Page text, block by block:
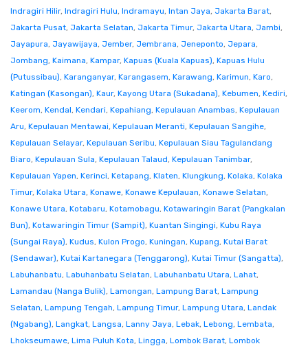
Indragiri Hilir, Indragiri Hulu, Indramayu, Intan Jaya, Jakarta Barat,
Jakarta Pusat, Jakarta Selatan, Jakarta Timur, Jakarta Utara, Jambi,
Jayapura, Jayawijaya, Jember, Jembrana, Jeneponto, Jepara,
Jombang, Kaimana, Kampar, Kapuas (Kuala Kapuas), Kapuas Hulu
(Putussibau), Karanganyar, Karangasem, Karawang, Karimun, Karo,
Katingan (Kasongan), Kaur, Kayong Utara (Sukadana), Kebumen, Kediri,
Keerom, Kendal, Kendari, Kepahiang, Kepulauan Anambas, Kepulauan
Aru, Kepulauan Mentawai, Kepulauan Meranti, Kepulauan Sangihe,
Kepulauan Selayar, Kepulauan Seribu, Kepulauan Siau Tagulandang
Biaro, Kepulauan Sula, Kepulauan Talaud, Kepulauan Tanimbar,
Kepulauan Yapen, Kerinci, Ketapang, Klaten, Klungkung, Kolaka, Kolaka
Timur, Kolaka Utara, Konawe, Konawe Kepulauan, Konawe Selatan,
Konawe Utara, Kotabaru, Kotamobagu, Kotawaringin Barat (Pangkalan
Bun), Kotawaringin Timur (Sampit), Kuantan Singingi, Kubu Raya
(Sungai Raya), Kudus, Kulon Progo, Kuningan, Kupang, Kutai Barat
(Sendawar), Kutai Kartanegara (Tenggarong), Kutai Timur (Sangatta),
Labuhanbatu, Labuhanbatu Selatan, Labuhanbatu Utara, Lahat,
Lamandau (Nanga Bulik), Lamongan, Lampung Barat, Lampung
Selatan, Lampung Tengah, Lampung Timur, Lampung Utara, Landak
(Ngabang), Langkat, Langsa, Lanny Jaya, Lebak, Lebong, Lembata,
Lhokseumawe, Lima Puluh Kota, Lingga, Lombok Barat, Lombok